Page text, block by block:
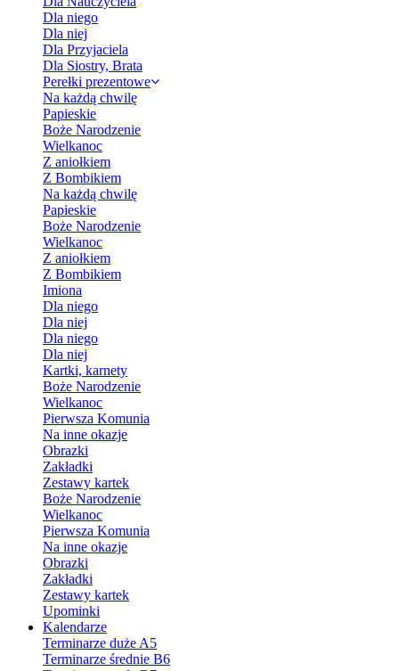
Dla niego
Dla niej
Dla Przyjaciela
Dla Siostry, Brata
Perełki prezentowe
Na każdą chwilę
Papieskie
Boże Narodzenie
Wielkanoc
Z aniołkiem
Z Bombikiem
Na każdą chwilę
Papieskie
Boże Narodzenie
Wielkanoc
Z aniołkiem
Z Bombikiem
Imiona
Dla niego
Dla niej
Dla niego
Dla niej
Kartki, karnety
Boże Narodzenie
Wielkanoc
Pierwsza Komunia
Na inne okazje
Obrazki
Zakładki
Zestawy kartek
Boże Narodzenie
Wielkanoc
Pierwsza Komunia
Na inne okazje
Obrazki
Zakładki
Zestawy kartek
Upominki
Kalendarze
Terminarze duże A5
Terminarze średnie B6